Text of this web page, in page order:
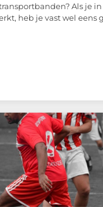
Als je
heb je vast wel eens